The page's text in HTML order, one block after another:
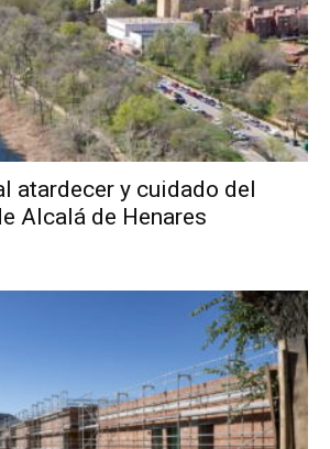
atardecer y cuidado del
Alcalá de Henares